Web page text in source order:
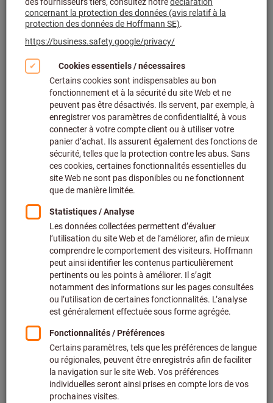
Cliquer pour agrandir l’image
Prix par 1 Unité
+ TVA en vigueur
Prix personnalisés pour les clients professionnels après
connexion.